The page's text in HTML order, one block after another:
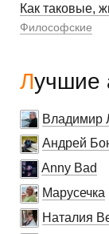
Как таковые,
Философские
Владимир
Андрей
Anny Bad
Марусечка
Наталия